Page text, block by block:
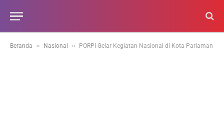
Beranda » Nasional » PORPI Gelar Kegiatan Nasional di Kota Pariaman